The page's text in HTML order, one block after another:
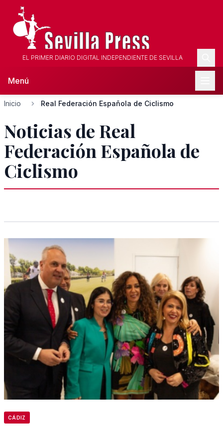
EL PRIMER DIARIO DIGITAL INDEPENDIENTE DE SEVILLA
Menú
Inicio Real Federación Española de Ciclismo
Noticias de Real
Federación Española de
Ciclismo
CÁDIZ